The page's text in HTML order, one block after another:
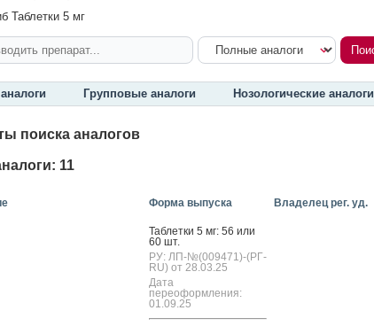
Таблетки 5 мг
Групповые аналоги Нозологические аналоги
поиска аналогов
11
Форма выпуска Владелец рег. уд.
Таб­летки 5 мг: 56 или
60 шт.
РУ: ЛП-№(009471)-(РГ-
RU) от 28.03.25
Дата
переоформления:
01.09.25